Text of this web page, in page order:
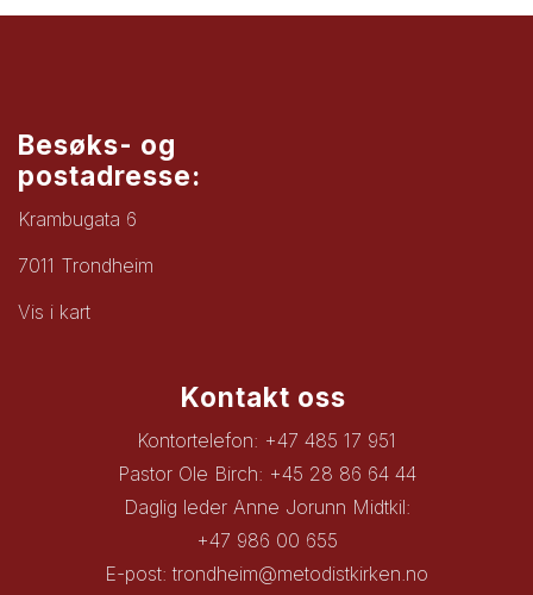
Besøks- og
postadresse:
Krambugata 6
7011 Trondheim
Vis i kart
Kontakt oss
Kontortelefon: +47 485 17 951
Pastor Ole Birch: +45 28 86 64 44
Daglig leder Anne Jorunn Midtkil:
+47 986 00 655
E-post:trondheim@metodistkirken.no